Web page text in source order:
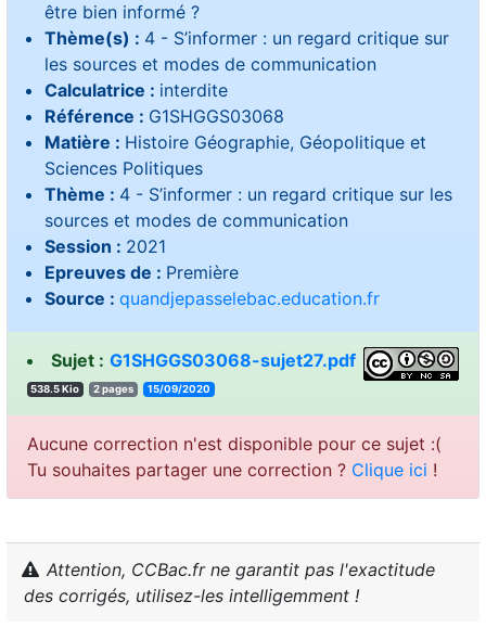
être bien informé ?
Thème(s) : 4 - S’informer : un regard critique sur
les sources et modes de communication
Calculatrice : interdite
Référence : G1SHGGS03068
Matière : Histoire Géographie, Géopolitique et
Sciences Politiques
Thème : 4 - S’informer : un regard critique sur les
sources et modes de communication
Session : 2021
Epreuves de : Première
Source : quandjepasselebac.education.fr
Sujet : G1SHGGS03068-sujet27.pdf
538.5 Kio 2 pages 15/09/2020
Aucune correction n'est disponible pour ce sujet :(
Tu souhaites partager une correction ? Clique ici !
Attention, CCBac.fr ne garantit pas l'exactitude
des corrigés, utilisez-les intelligemment !